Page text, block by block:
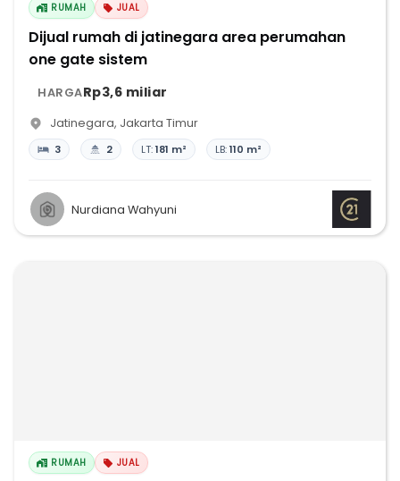
RUMAH JUAL
Dijual rumah di jatinegara area perumahan
one gate sistem
HARGARp3,6 miliar
Jatinegara, Jakarta Timur
3 2 LT:181 m² LB:110 m²
Nurdiana Wahyuni
RUMAH JUAL